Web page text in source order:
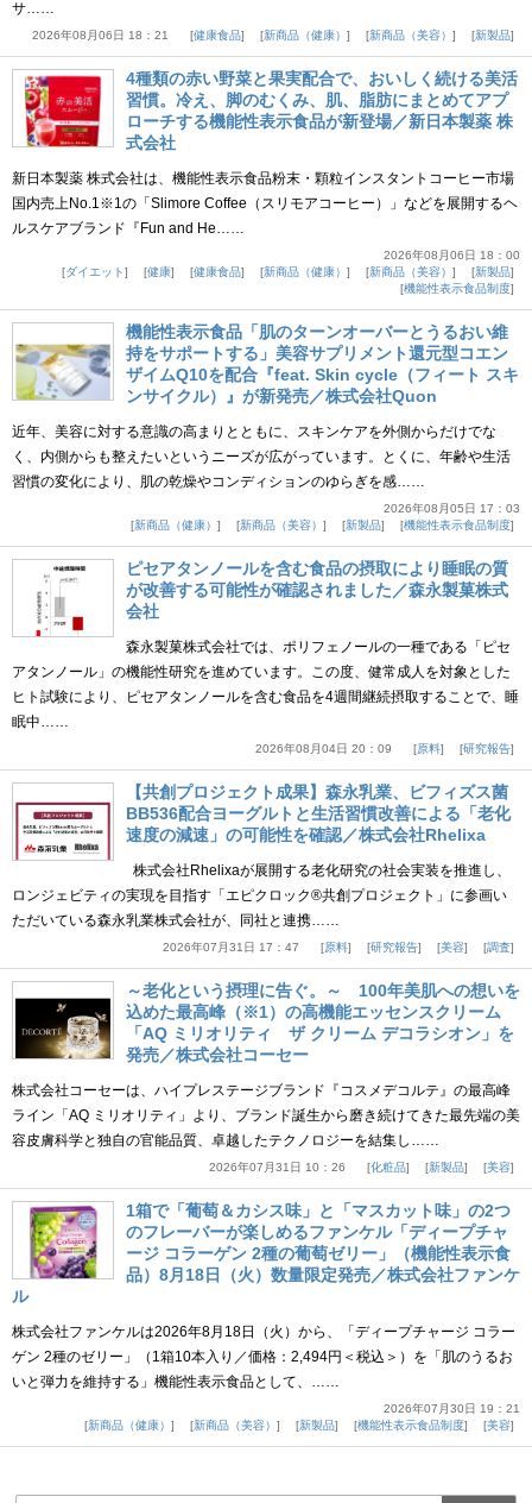
サ……
2026年08月06日 18：21 健康食品 新商品（健康） 新商品（美容） 新製品
4種類の赤い野菜と果実配合で、おいしく続ける美活
習慣。冷え、脚のむくみ、肌、脂肪にまとめてアプ
ローチする機能性表示食品が新登場／新日本製薬 株
式会社
新日本製薬 株式会社は、機能性表示食品粉末・顆粒インスタントコーヒー市場
国内売上No.1※1の「Slimore Coffee（スリモアコーヒー）」などを展開するヘ
ルスケアブランド『Fun and He……
2026年08月06日 18：00
ダイエット
健康 健康食品 新商品（健康） 新商品（美容）
新製品
機能性表示食品制度
機能性表示食品「肌のターンオーバーとうるおい維
持をサポートする」美容サプリメント還元型コエン
ザイムQ10を配合『feat. Skin cycle（フィート スキ
ンサイクル）』が新発売／株式会社Quon
近年、美容に対する意識の高まりとともに、スキンケアを外側からだけでな
く、内側からも整えたいというニーズが広がっています。とくに、年齢や生活
習慣の変化により、肌の乾燥やコンディションのゆらぎを感……
2026年08月05日 17：03
新商品（健康）
新商品（美容） 新製品 機能性表示食品制度
ピセアタンノールを含む食品の摂取により睡眠の質
が改善する可能性が確認されました／森永製菓株式
会社
森永製菓株式会社では、ポリフェノールの一種である「ピセ
アタンノール」の機能性研究を進めています。この度、健常成人を対象とした
ヒト試験により、ピセアタンノールを含む食品を4週間継続摂取することで、睡
眠中……
2026年08月04日 20：09 原料 研究報告
【共創プロジェクト成果】森永乳業、ビフィズス菌
BB536配合ヨーグルトと生活習慣改善による「老化
速度の減速」の可能性を確認／株式会社Rhelixa
株式会社Rhelixaが展開する老化研究の社会実装を推進し、
ロンジェビティの実現を目指す「エピクロック®共創プロジェクト」に参画い
ただいている森永乳業株式会社が、同社と連携……
2026年07月31日 17：47 原料 研究報告 美容 調査
～老化という摂理に告ぐ。～ 100年美肌への想いを
込めた最高峰（※1）の高機能エッセンスクリーム
「AQ ミリオリティ ザ クリーム デコラシオン」を
発売／株式会社コーセー
株式会社コーセーは、ハイプレステージブランド『コスメデコルテ』の最高峰
ライン「AQ ミリオリティ」より、ブランド誕生から磨き続けてきた最先端の美
容皮膚科学と独自の官能品質、卓越したテクノロジーを結集し……
2026年07月31日 10：26 化粧品 新製品 美容
1箱で「葡萄＆カシス味」と「マスカット味」の2つ
のフレーバーが楽しめるファンケル「ディープチャ
ージ コラーゲン 2種の葡萄ゼリー」（機能性表示食
品）8月18日（火）数量限定発売／株式会社ファンケ
ル
株式会社ファンケルは2026年8月18日（火）から、「ディープチャージ コラー
ゲン 2種のゼリー」（1箱10本入り／価格：2,494円＜税込＞）を「肌のうるお
いと弾力を維持する」機能性表示食品として、……
2026年07月30日 19：21
新商品（健康）
新商品（美容） 新製品 機能性表示食品制度 美容